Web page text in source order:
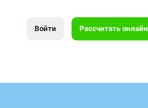
Войти Рассчитать онлайн